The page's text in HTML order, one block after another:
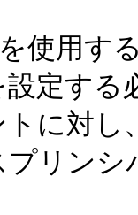
使用す
定す
に対
リン